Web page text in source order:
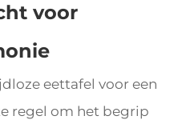
voor
eettafel voor een
regel om het begrip